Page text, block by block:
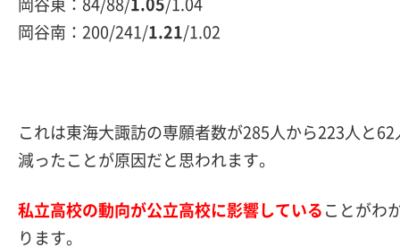
岡谷東：84/88/1.05/1.04
岡谷南：200/241/1.21 /1.02
これは東海大諏訪の専願者数が285人から223人と62
減ったことが原因だと思われます。
私立高校の動向が公立高校に影響している ことがわ
ります。